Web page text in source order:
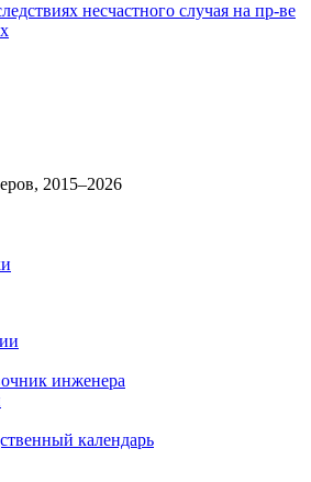
несчастного случая на пр-ве
2015–2026
инженера
календарь